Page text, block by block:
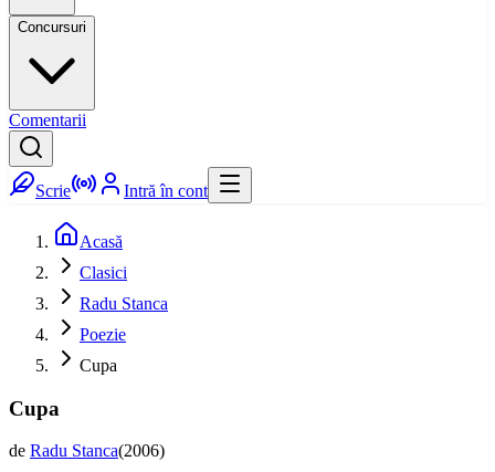
Concursuri
Comentarii
Scrie Intră în cont
Acasă
Clasici
Radu Stanca
Poezie
Cupa
Cupa
de Radu Stanca(2006)